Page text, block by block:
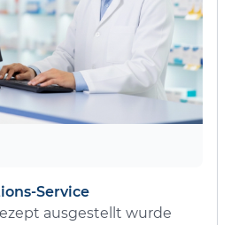
Service
ausgestellt wurde